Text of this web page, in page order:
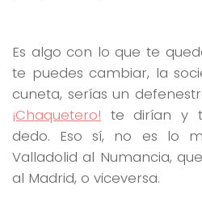
Es algo con lo que te
te puedes cambiar, la
cuneta, serías un
¡Chaquetero! te dirían y
dedo. Eso sí, no es lo
Valladolid al Numancia,
al Madrid, o viceversa.